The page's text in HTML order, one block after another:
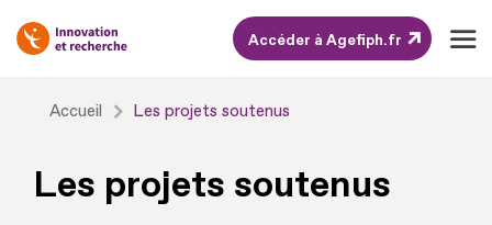
contenu
Aller
Accéder à Agefiph.fr
Accueil Les projets soutenus
Les projets soutenus